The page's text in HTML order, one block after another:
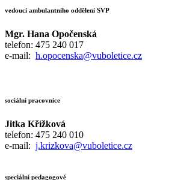
vedoucí ambulantního oddělení SVP
Mgr. Hana Opočenská
telefon: 475 240 017
e-mail: h.opocenska@vuboletice.cz
sociální pracovnice
Jitka Křížková
telefon: 475 240 010
e-mail: j.krizkova@vuboletice.cz
speciální pedagogové